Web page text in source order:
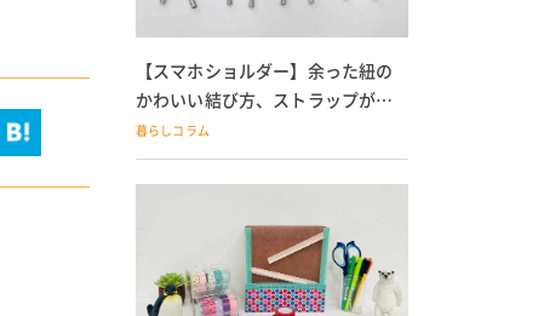
【スマホショルダー】余った紐の
かわいい結び方、ストラップが落
ちる人必見
暮らしコラム